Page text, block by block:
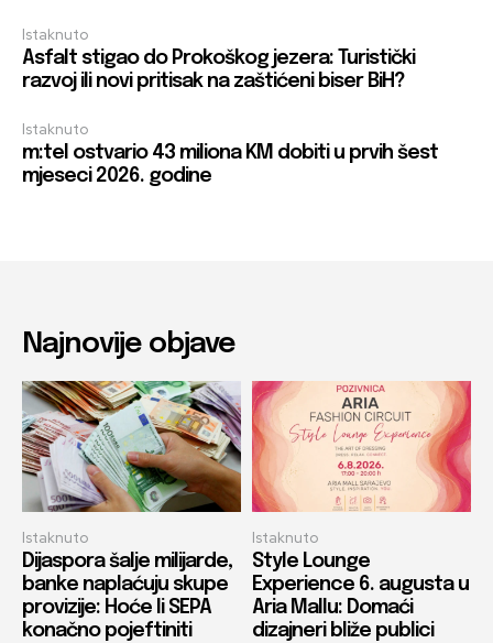
Istaknuto
Asfalt stigao do Prokoškog jezera: Turistički
razvoj ili novi pritisak na zaštićeni biser BiH?
Istaknuto
m:tel ostvario 43 miliona KM dobiti u prvih šest
mjeseci 2026. godine
Najnovije objave
Istaknuto
Dijaspora šalje milijarde,
banke naplaćuju skupe
provizije: Hoće li SEPA
konačno pojeftiniti
Istaknuto
Style Lounge
Experience 6. augusta u
Aria Mallu: Domaći
dizajneri bliže publici